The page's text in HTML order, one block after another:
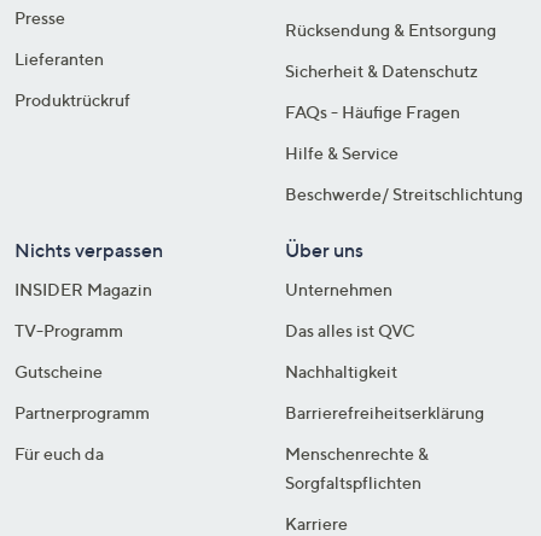
Presse
Lieferanten
Produktrückruf
Rücksendung & Entsorgung
Sicherheit & Datenschutz
FAQs - Häufige Fragen
Hilfe & Service
Beschwerde/ Streitschlichtung
Nichts verpassen
INSIDER Magazin
TV-Programm
Gutscheine
Partnerprogramm
Für euch da
Über uns
Unternehmen
Das alles ist QVC
Nachhaltigkeit
Barrierefreiheitserklärung
Menschenrechte &
Sorgfaltspflichten
Karriere